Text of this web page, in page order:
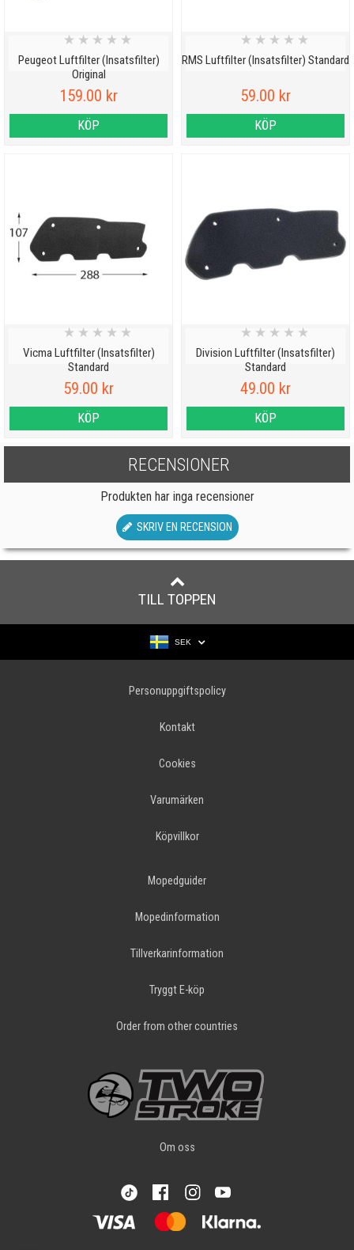
Peugeot Luftfilter (Insatsfilter)
Original
★ ★ ★ ★ ★
159.00 kr
KÖP
RMS Luftfilter (Insatsfilter) Standard
★ ★ ★ ★ ★
59.00 kr
KÖP
Vicma Luftfilter (Insatsfilter)
Standard
★ ★ ★ ★ ★
59.00 kr
KÖP
Division Luftfilter (Insatsfilter)
Standard
★ ★ ★ ★ ★
49.00 kr
KÖP
RECENSIONER
Produkten har inga recensioner
SKRIV EN RECENSION
TILL TOPPEN
SEK
Personuppgiftspolicy
Kontakt
Cookies
Varumärken
Köpvillkor
Mopedguider
Mopedinformation
Tillverkarinformation
Tryggt E-köp
Order from other countries
Om oss